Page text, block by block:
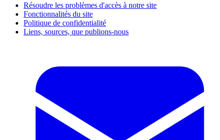
Résoudre les problèmes d'accès à notre site
Fonctionnalités du site
Politique de confidentialité
Liens, sources, que publions-nous